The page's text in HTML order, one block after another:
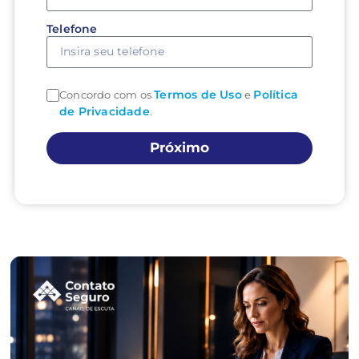
Telefone
Concordo com osTermos de Usoe Política
de Privacidade.
Próximo